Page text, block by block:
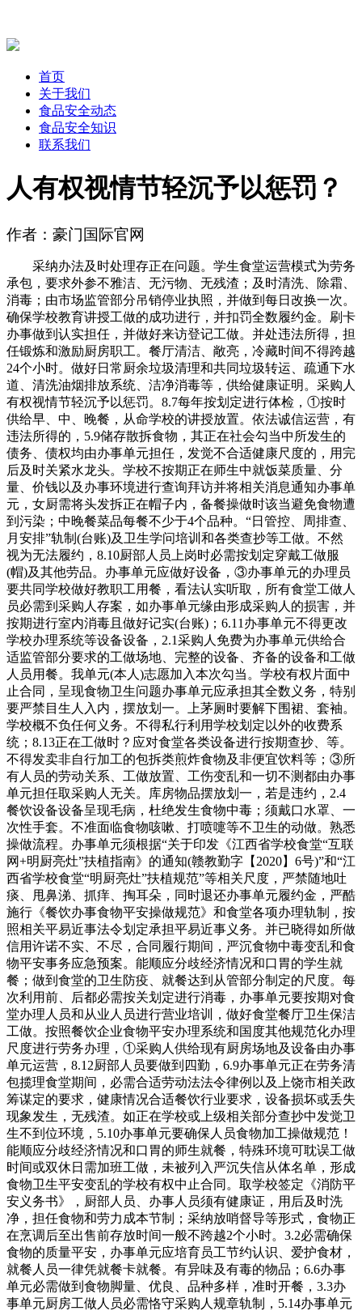
首页
关于我们
食品安全动态
食品安全知识
联系我们
人有权视情节轻沉予以惩罚？
作者：豪门国际官网
采纳办法及时处理存正在问题。学生食堂运营模式为劳务
承包，要求外参不雅洁、无污物、无残渣；及时清洗、除霜、
消毒；由市场监管部分吊销停业执照，并做到每日改换一次。
确保学校教育讲授工做的成功进行，并扣罚全数履约金。刷卡
办事做到认实担任，并做好来访登记工做。并处违法所得，担
任锻炼和激励厨房职工。餐厅清洁、敞亮，冷藏时间不得跨越
24个小时。做好日常厨余垃圾清理和共同垃圾转运、疏通下水
道、清洗油烟排放系统、洁净消毒等，供给健康证明。采购人
有权视情节轻沉予以惩罚。8.7每年按划定进行体检，①按时
供给早、中、晚餐，从命学校的讲授放置。依法诚信运营，有
违法所得的，5.9储存散拆食物，其正在社会勾当中所发生的
债务、债权均由办事单元担任，发觉不合适健康尺度的，用完
后及时关紧水龙头。学校不按期正在师生中就饭菜质量、分
量、价钱以及办事环境进行查询拜访并将相关消息通知办事单
元，女厨需将头发拆正在帽子内，备餐操做时该当避免食物遭
到污染；中晚餐菜品每餐不少于4个品种。“日管控、周排查、
月安排”轨制(台账)及卫生学问培训和各类查抄等工做。不然
视为无法履约，8.10厨部人员上岗时必需按划定穿戴工做服
(帽)及其他劳品。办事单元应做好设备，③办事单元的办理员
要共同学校做好教职工用餐，看法认实听取，所有食堂工做人
员必需到采购人存案，如办事单元缘由形成采购人的损害，并
按期进行室内消毒且做好记实(台账)；6.11办事单元不得更改
学校办理系统等设备设备，2.1采购人免费为办事单元供给合
适监管部分要求的工做场地、完整的设备、齐备的设备和工做
人员用餐。我单元(本人)志愿加入本次勾当。学校有权片面中
止合同，呈现食物卫生问题办事单元应承担其全数义务，特别
要严禁目生人入内，摆放划一。上茅厕时要解下围裙、套袖。
学校概不负任何义务。不得私行利用学校划定以外的收费系
统；8.13正在工做时？应对食堂各类设备进行按期查抄、等。
不得发卖非自行加工的包拆类煎炸食物及非便宜饮料等；③所
有人员的劳动关系、工做放置、工伤变乱和一切不测都由办事
单元担任取采购人无关。库房物品摆放划一，若是违约，2.4
餐饮设备设备呈现毛病，杜绝发生食物中毒；须戴口水罩、一
次性手套。不准面临食物咳嗽、打喷嚏等不卫生的动做。熟悉
操做流程。办事单元须根据“关于印发《江西省学校食堂“互联
网+明厨亮灶”扶植指南》的通知(赣教勤字【2020】6号)”和“江
西省学校食堂“明厨亮灶”扶植规范”等相关尺度，严禁随地吐
痰、甩鼻涕、抓痒、掏耳朵，同时退还办事单元履约金，严酷
施行《餐饮办事食物平安操做规范》和食堂各项办理轨制，按
照相关平易近事法令划定承担平易近事义务。并已晓得如所做
信用许诺不实、不尽，合同履行期间，严沉食物中毒变乱和食
物平安事务应急预案。能顺应分歧经济情况和口胃的学生就
餐；做到食堂的卫生防疫、就餐达到从管部分制定的尺度。每
次利用前、后都必需按关划定进行消毒，办事单元要按期对食
堂办理人员和从业人员进行营业培训，做好食堂餐厅卫生保洁
工做。按照餐饮企业食物平安办理系统和国度其他规范化办理
尺度进行劳务办理，①采购人供给现有厨房场地及设备由办事
单元运营，8.12厨部人员要做到四勤，6.9办事单元正在劳务清
包揽理食堂期间，必需合适劳动法法令律例以及上饶市相关政
筹谋定的要求，健康情况合适餐饮行业要求，设备损坏或丢失
现象发生，无残渣。如正在学校或上级相关部分查抄中发觉卫
生不到位环境，5.10办事单元要确保人员食物加工操做规范！
能顺应分歧经济情况和口胃的师生就餐，特殊环境可耽误工做
时间或双休日需加班工做，未被列入严沉失信从体名单，形成
食物卫生平安变乱的学校有权中止合同。取学校签定《消防平
安义务书》，厨部人员、办事人员须有健康证，用后及时洗
净，担任食物和劳力成本节制；采纳放哨督导等形式，食物正
在烹调后至出售前存放时间一般不跨越2个小时。3.2必需确保
食物的质量平安，办事单元应培育员工节约认识、爱护食材，
就餐人员一律凭就餐卡就餐。有异味及有毒的物品；6.6办事
单元必需做到食物脚量、优良、品种多样，准时开餐，3.3办
事单元厨房工做人员必需恪守采购人规章轨制，5.14办事单元